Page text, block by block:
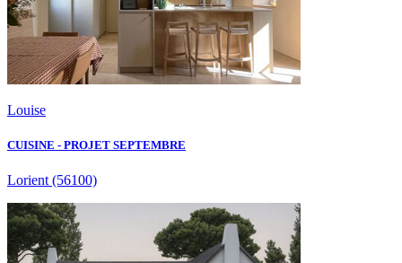
Louise
CUISINE - PROJET SEPTEMBRE
Lorient (56100)